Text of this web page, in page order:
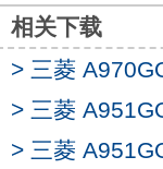
电源电压：
触摸屏是指
触或互相影响
面，
信息交换，
相关下载
> 三菱
> 三菱
> 三菱